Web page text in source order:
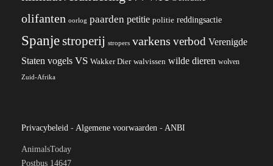
olifanten oorlog paarden petitie politie reddingsactie
Spanjestroperij stropers varkens verbod Verenigde
Staten vogels VS Wakker Dier walvissen wilde dieren wolven
Zuid-Afrika
Privacybeleid - Algemene voorwaarden - ANBI
AnimalsToday
Postbus 14647